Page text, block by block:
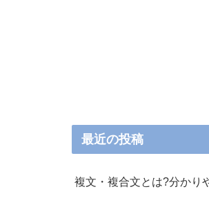
最近の投稿
複文・複合文とは?分かり